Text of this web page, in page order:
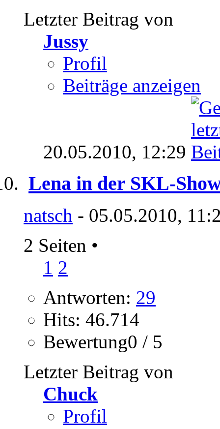
Letzter Beitrag von
Jussy
Profil
Beiträge anzeigen
20.05.2010, 12:29
Lena in der SKL-
natsch - 05.05.2010,
2 Seiten •
1 2
Antworten: 29
Hits: 46.714
Bewertung0 / 5
Letzter Beitrag von
Chuck
Profil